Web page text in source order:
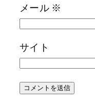
メール ※
サイト